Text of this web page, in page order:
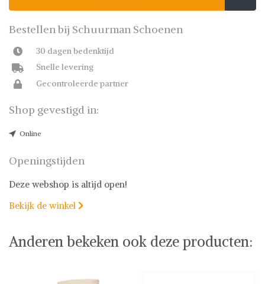
Bestellen bij Schuurman Schoenen
30 dagen bedenktijd
Snelle levering
Gecontroleerde partner
Shop gevestigd in:
Online
Openingstijden
Deze webshop is altijd open!
Bekijk de winkel 
Anderen bekeken ook deze producten: